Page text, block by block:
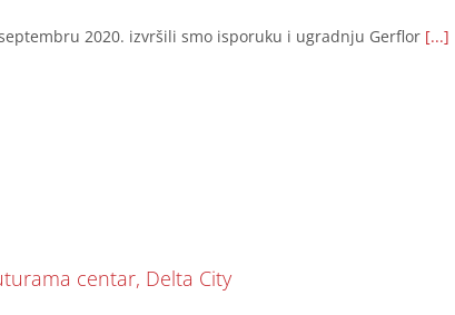
2020. izvršili smo isporuku i ugradnju Gerflor [...]
centar, Delta City